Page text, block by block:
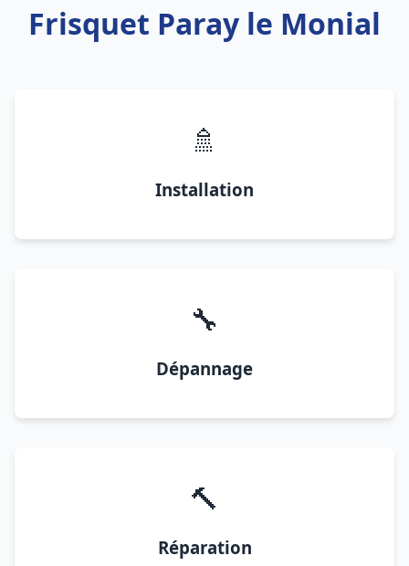
Frisquet Paray le Monial
🚿
Installation
🔧
Dépannage
🔨
Réparation